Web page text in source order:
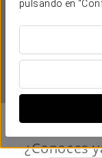
pulsando en
¿CUÁNDO
¿Conoces